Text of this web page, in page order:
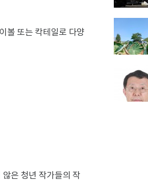
볼 또는 칵테일로 다양
은 청년 작가들의 작